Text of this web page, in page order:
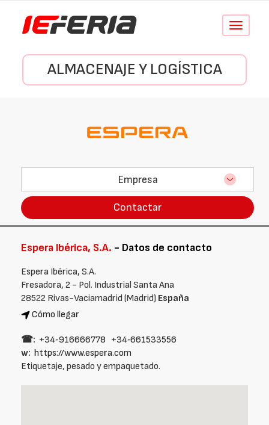
Conmutar
ALMACENAJE Y LOGÍSTICA
Empresa
Contactar
Espera Ibérica, S.A. - Datos de contacto
Espera Ibérica, S.A.
Fresadora, 2 - Pol. Industrial Santa Ana
28522 Rivas-Vaciamadrid (Madrid) España
Cómo llegar
☎: +34‑916666778 +34‑661533556
w: https://www.espera.com
Etiquetaje, pesado y empaquetado.